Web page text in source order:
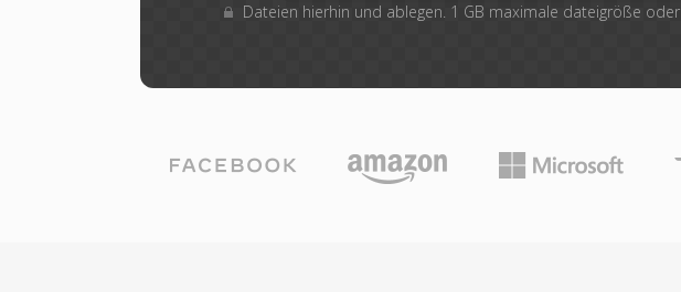
Dateien hierhin und ablegen. 1 GB maximale dateigröße oder